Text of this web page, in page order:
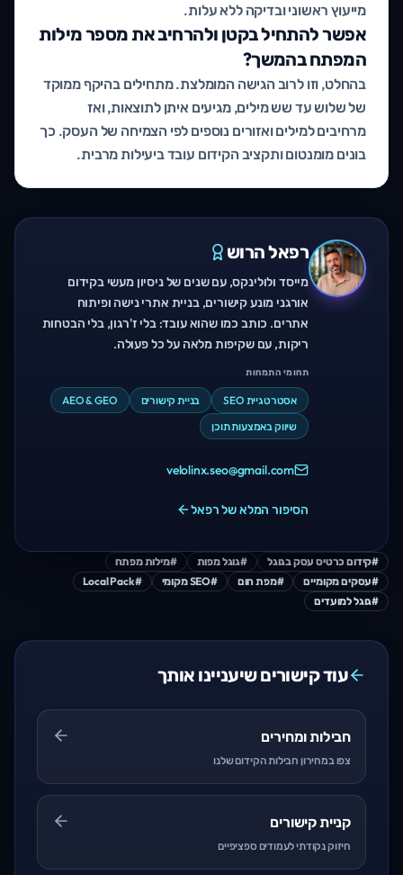
מייעוץ ראשוני ובדיקה ללא עלות.
אפשר להתחיל בקטן ולהרחיב את מספר מילות
המפתח בהמשך?
בהחלט, וזו לרוב הגישה המומלצת. מתחילים בהיקף ממוקד
של שלוש עד שש מילים, מגיעים איתן לתוצאות, ואז
מרחיבים למילים ואזורים נוספים לפי הצמיחה של העסק. כך
בונים מומנטום ותקציב הקידום עובד ביעילות מרבית.
רפאל הרוש
מייסד ולולינקס, עם שנים של ניסיון מעשי בקידום
אורגני מונע קישורים, בניית אתרי נישה ופיתוח
אתרים. כותב כמו שהוא עובד: בלי ז'רגון, בלי הבטחות
ריקות, עם שקיפות מלאה על כל פעולה.
תחומי התמחות
אסטרטגיית SEO בניית קישורים
AEO & GEO
שיווק באמצעות תוכן
velolinx.seo@gmail.com
הסיפור המלא של רפאל
#קידום כרטיס עסק בגוגל #גוגל מפות #מילות מפתח
#עסקים מקומיים #מפת חום #SEO מקומי #
Local Pack
#גוגל למועדים
עוד קישורים שיעניינו אותך
חבילות ומחירים
צפו במחירון חבילות הקידום שלנו
קניית קישורים
חיזוק נקודתי לעמודים ספציפיים